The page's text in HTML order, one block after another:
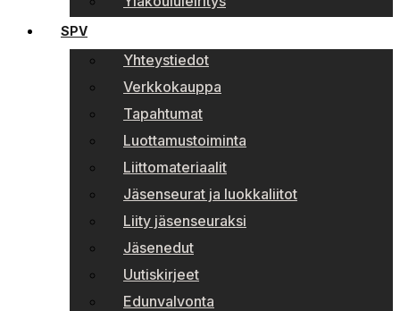
SPV
Yhteystiedot
Verkkokauppa
Tapahtumat
Luottamustoiminta
Liittomateriaalit
Jäsenseurat ja luokkaliitot
Liity jäsenseuraksi
Jäsenedut
Uutiskirjeet
Edunvalvonta